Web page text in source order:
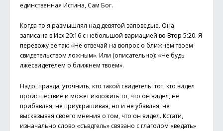
единственная Истина, Сам Бог.
Когда-то я размышлял над девятой заповедью. Она
записана в Исх 20:16 с небольшой вариацией во Втор 5:20. Я
перевожу ее так: «Не отвечай на вопрос о ближнем твоем
свидетельством ложным». Или (описательно): «Не будь
лжесвидетелем о ближнем твоем».
Надо, правда, уточнить, кто такой свидетель: тот, кто видел
происшествие и может изложить то, что он видел, не
прибавляя, не приукрашивая, но и не убавляя, не
высказывая своего мнения о том, что он видел. Кстати,
изначально слово «съвѣдѣтель» связано с глаголом «ведать»